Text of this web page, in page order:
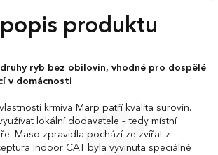
produktu
ryb bez obilovin, vhodné pro dospělé
v domácnosti
krmiva Marp patří kvalita surovin.
lokální dodavatele – tedy místní
Maso zpravidla pochází ze zvířat z
Indoor CAT byla vyvinuta speciálně